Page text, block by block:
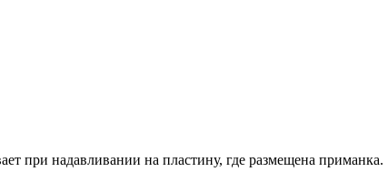
при надавливании на пластину, где размещена приманка.